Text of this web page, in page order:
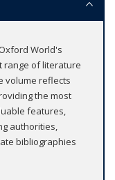
Oxford World's
range of literature
volume reflects
the most
features,
authorities,
bibliographies